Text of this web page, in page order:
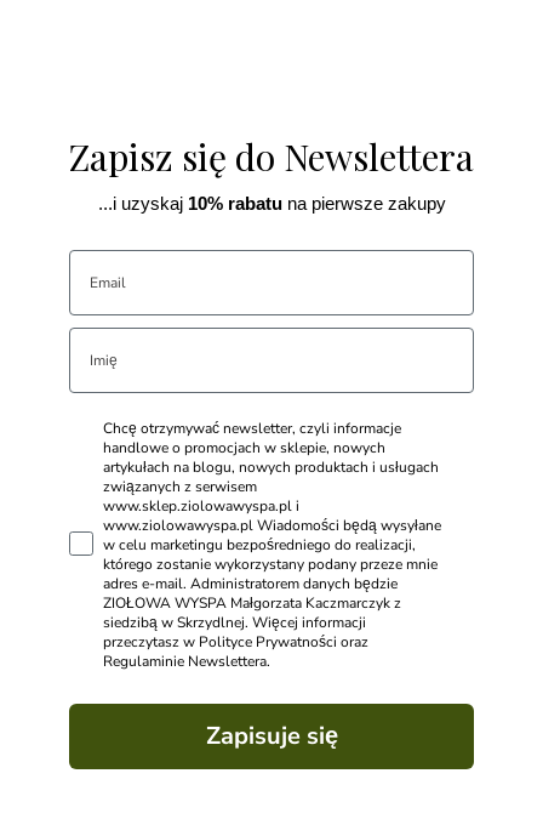
Zapisz się do Newslettera
...i uzyskaj10% rabatuna pierwsze zakupy
Chcę otrzymywać newsletter, czyli informacje
handlowe o promocjach w sklepie, nowych
artykułach na blogu, nowych produktach i usługach
związanych z serwisem
www.sklep.ziolowawyspa.pl i
www.ziolowawyspa.pl Wiadomości będą wysyłane
w celu marketingu bezpośredniego do realizacji,
którego zostanie wykorzystany podany przeze mnie
adres e-mail. Administratorem danych będzie
ZIOŁOWA WYSPA Małgorzata Kaczmarczyk z
siedzibą w Skrzydlnej. Więcej informacji
przeczytasz w Polityce Prywatności oraz
Regulaminie Newslettera.
Zapisuje się